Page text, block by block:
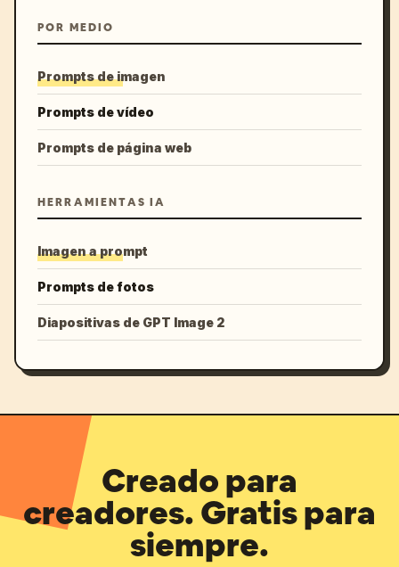
POR MEDIO
Prompts de imagen
Prompts de vídeo
Prompts de página web
HERRAMIENTAS IA
Imagen a prompt
Prompts de fotos
Diapositivas de GPT Image 2
Creado para
creadores. Gratis para
siempre.